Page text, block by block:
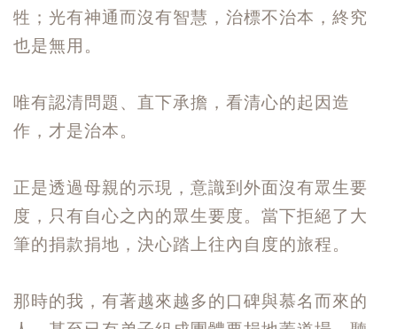
牲；光有神通而沒有智慧，治標不治本，終究
也是無用。
唯有認清問題、直下承擔，看清心的起因造
作，才是治本。
正是透過母親的示現，意識到外面沒有眾生要
度，只有自心之內的眾生要度。當下拒絕了大
筆的捐款捐地，決心踏上往內自度的旅程。
那時的我，有著越來越多的口碑與慕名而來的